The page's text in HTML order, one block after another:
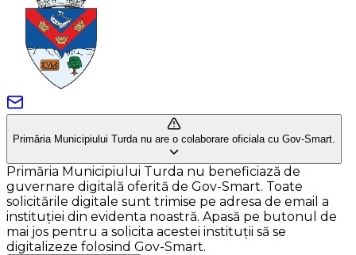
Primăria Municipiului Turda nu are o colaborare oficiala cu Gov-Smart.
Primăria Municipiului Turda nu beneficiază de
guvernare digitală oferită de Gov-Smart. Toate
solicitările digitale sunt trimise pe adresa de email a
instituției din evidenta noastră. Apasă pe butonul de
mai jos pentru a solicita acestei instituții să se
digitalizeze folosind Gov-Smart.